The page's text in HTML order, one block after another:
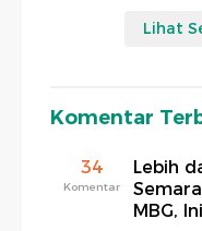
Lihat
Komentar
34
Komentar
Lebih
MBG,